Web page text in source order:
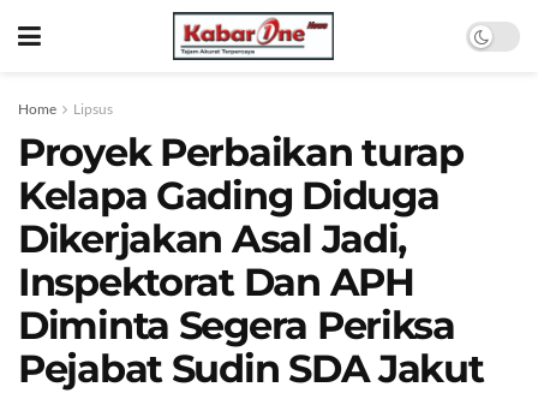
Home Lipsus
Proyek Perbaikan turap
Kelapa Gading Diduga
Dikerjakan Asal Jadi,
Inspektorat Dan APH
Diminta Segera Periksa
Pejabat Sudin SDA Jakut